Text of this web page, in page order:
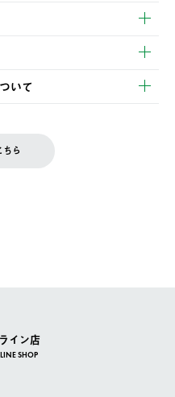
ただけます。
に商品を発送いたします。
木曜日以降のご注文は週明け
お客様ご負担とさせていただ
希望商品を再注文してくだ
いて
イページ内 購入履歴画面に
ら
イン店
SHOP